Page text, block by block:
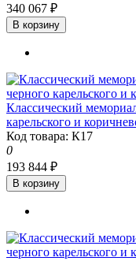
340 067 ₽
В корзину
Классический
карельского и
Код товара: К17
0
193 844 ₽
В корзину